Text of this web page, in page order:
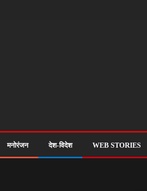
मनोरंजन देश-विदेश WEB STORIES